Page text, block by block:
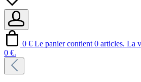
0 € Le panier contient 0 articles. La
0 €.